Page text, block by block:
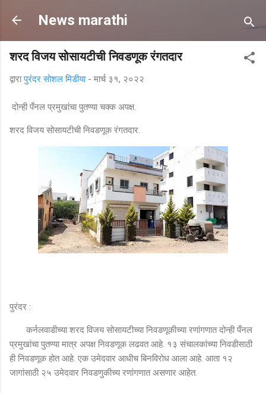
मुख्य सामग्रीवर वगळा
News marathi
शरद विजय सोसायटीची निवडणूक रंगतदार
द्वारापुरंदर सोशल मिडीया - मार्च ३१, २०२२
दोन्ही पँनल प्रमुखांचा पुतण्या चक्क अपक्ष.
शरद विजय सोसायटीची निवडणूक रंगतदार.
पुरंदर :
कर्नलवाडीच्या शरद विजय सोसायटीच्या निवडणूकीच्या रणांगणात दोन्ही पँनल
प्रमुखांचा पुतण्या मात्र अपक्ष निवडणूक लढवत आहे. १३ संचालकांच्या निवडीसाठी
ही निवडणूक होत आहे. एक उमेदवार आधीच बिनविरोध आला आहे. आता १२
जागांसाठी २५ उमेदवार निवडणुकीच्य रणांगणात असणार आहेत.